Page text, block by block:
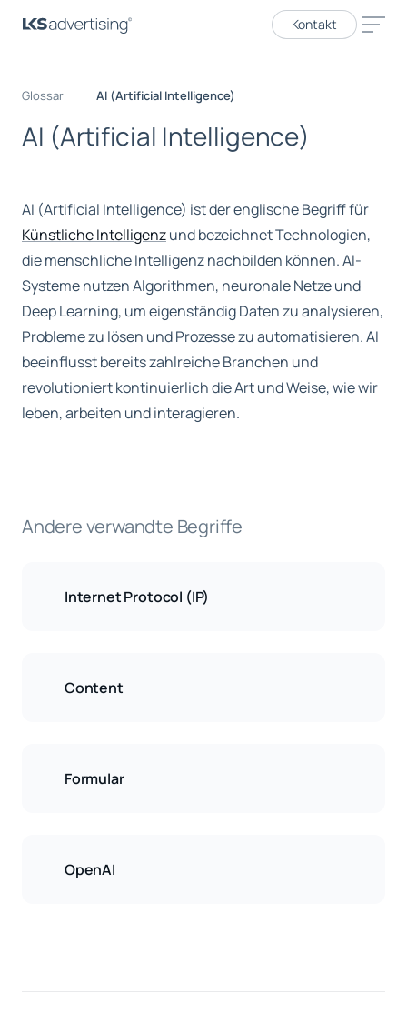
Kontakt
Glossar AI (Artificial Intelligence)
AI (Artificial Intelligence)
AI (Artificial Intelligence) ist der englische Begriff für
Künstliche Intelligenzund bezeichnet Technologien,
die menschliche Intelligenz nachbilden können. AI-
Systeme nutzen Algorithmen, neuronale Netze und
Deep Learning, um eigenständig Daten zu analysieren,
Probleme zu lösen und Prozesse zu automatisieren. AI
beeinflusst bereits zahlreiche Branchen und
revolutioniert kontinuierlich die Art und Weise, wie wir
leben, arbeiten und interagieren.
Andere verwandte Begriffe
Internet Protocol (IP)
Content
Formular
OpenAI